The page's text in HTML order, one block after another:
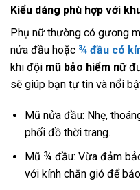
Kiểu dáng phù hợp với
Phụ nữ thường có gương
nửa đầu hoặc ¾ đầu có
khi đội mũ bảo hiểm nữ
sẽ giúp bạn tự tin và nổi
Mũ nửa đầu: Nhẹ,
phối đồ thời trang.
Mũ ¾ đầu: Vừa đảm
với kính chắn gió để